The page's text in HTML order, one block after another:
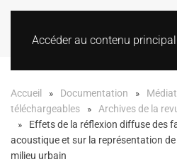
Accéder au contenu principal
Accueil Documentation
téléchargeables
Archives de la
Effets de la réflexion diffuse des
acoustique et sur la représentation
milieu urbain